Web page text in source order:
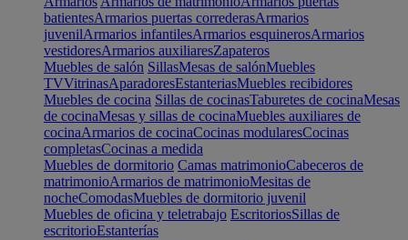
batientesArmarios puertas correderasArmarios
juvenilArmarios infantilesArmarios esquinerosArmarios
vestidoresArmarios auxiliaresZapateros
Muebles de salón SillasMesas de salónMuebles
TVVitrinasAparadoresEstanteriasMuebles recibidores
Muebles de cocina Sillas de cocinasTaburetes de cocinaMesas
de cocinaMesas y sillas de cocinaMuebles auxiliares de
cocinaArmarios de cocinaCocinas modularesCocinas
completasCocinas a medida
Muebles de dormitorio Camas matrimonioCabeceros de
matrimonioArmarios de matrimonioMesitas de
nocheComodasMuebles de dormitorio juvenil
Muebles de oficina y teletrabajo EscritoriosSillas de
escritorioEstanterías